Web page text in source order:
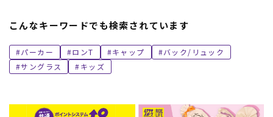
こんなキーワードでも検索されています
パーカー ロンT キャップ
バック/リュック
サングラス
キッズ